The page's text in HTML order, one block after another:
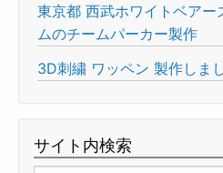
東京都 西武ホワイトベアー
ムのチームパーカー製作
3D刺繍 ワッペン 製作しま
サイト内検索